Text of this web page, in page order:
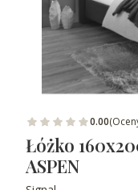
0.00
Łóżko
ASPEN